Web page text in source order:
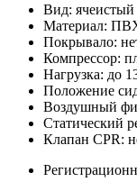
Вид: ячеистый
Материал:
Покрывало:
Компрессор:
Нагрузка: до
Положение
Воздушный
Статический
Клапан CPR: